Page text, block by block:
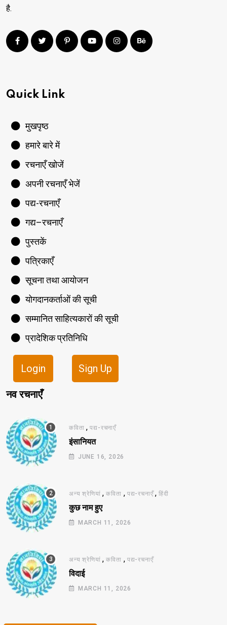
है.
Quick Link
मुखपृष्ठ
हमारे बारे में
रचनाएँ खोजें
अपनी रचनाएँ भेजें
पद्य-रचनाएँ
गद्य–रचनाएँ
पुस्तकें
पत्रिकाएँ
सूचना तथा आयोजन
योगदानकर्ताओं की सूची
सम्मानित साहित्यकारों की सूची
प्रादेशिक प्रतिनिधि
Login Sign Up
नव रचनाएँ
कविता ,पद्य-रचनाएँ
इंसानियत
JUNE 16, 2026
अन्य श्रेणियां ,कविता , पद्य-रचनाएँ,हिंदी
कुछ नाम हुए
MARCH 11, 2026
अन्य श्रेणियां ,कविता , पद्य-रचनाएँ
विदाई
MARCH 11, 2026